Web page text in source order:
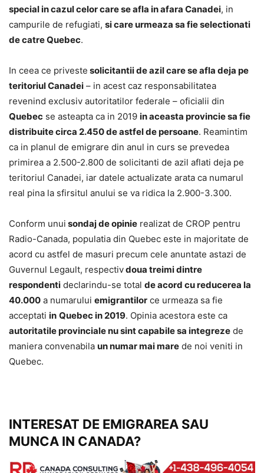
special in cazul celor care se afla in afara Canadei, in
campurile de refugiati, si care urmeaza sa fie selectionati
de catre Quebec.
In ceea ce priveste solicitantii de azil care se afla deja pe
teritoriul Canadei – in acest caz responsabilitatea
revenind exclusiv autoritatilor federale – oficialii din
Quebec se asteapta ca in 2019 in aceasta provincie sa fie
distribuite circa 2.450 de astfel de persoane. Reamintim
ca in planul de emigrare din anul in curs se prevedea
primirea a 2.500-2.800 de solicitanti de azil aflati deja pe
teritoriul Canadei, iar datele actualizate arata ca numarul
real pina la sfirsitul anului se va ridica la 2.900-3.300.
Conform unui sondaj de opinie realizat de CROP pentru
Radio-Canada, populatia din Quebec este in majoritate de
acord cu astfel de masuri precum cele anuntate astazi de
Guvernul Legault, respectivdoua treimi dintre
respondenti declarindu-se total de acord cu reducerea la
40.000 a numarului emigrantilor ce urmeaza sa fie
acceptati in Quebec in 2019. Opinia acestora este ca
autoritatile provinciale nu sint capabile sa integreze de
maniera convenabila un numar mai mare de noi veniti in
Quebec.
INTERESAT DE EMIGRAREA SAU
MUNCA IN CANADA?